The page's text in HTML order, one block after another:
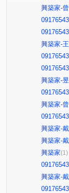
興築家-
興築家-
興築家-
興築家-
興築家-
興築家-
興築家(1)
興築家-